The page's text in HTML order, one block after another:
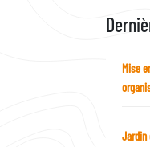
Mise
Jardin